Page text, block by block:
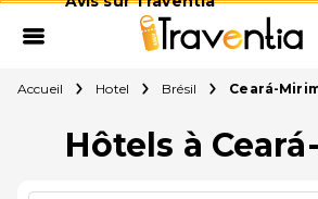
Accueil Hotel Brésil Ceará-
Hôtels à